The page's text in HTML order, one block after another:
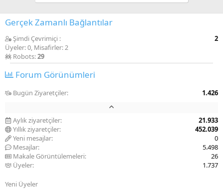
Gerçek Zamanlı Bağlantılar
Şimdi Çevrimiçi
2
Üyeler: 0, Misafirler: 2
Robots:29
Forum Görünümleri
Bugün Ziyaretçiler 1.426
Aylık ziyaretçiler
21.933
Yıllık ziyaretçiler
452.039
Yeni mesajlar
0
Mesajlar
5.498
Makale Görüntülemeleri
26
Üyeler
1.737
Yeni Üyeler